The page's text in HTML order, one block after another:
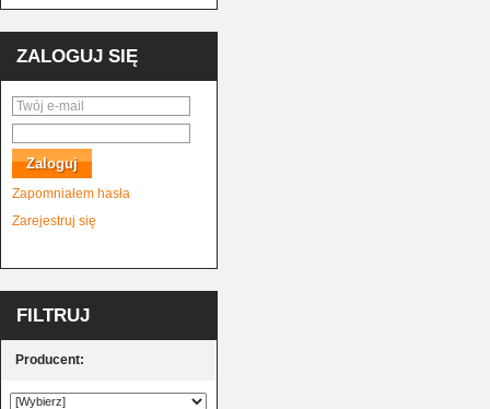
ZALOGUJ SIĘ
Zapomniałem hasła
Zarejestruj się
FILTRUJ
Producent: